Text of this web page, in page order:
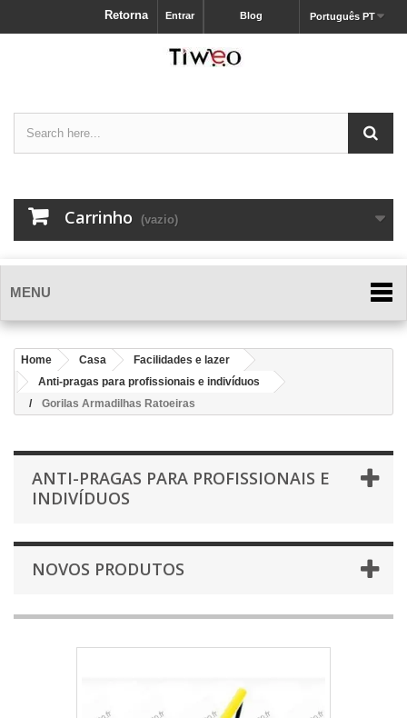
Português PT
Blog
Entrar
Retorna
Carrinho (vazio)
MENU
Home Casa
Facilidades e lazer
Anti-pragas para profissionais e indivíduos
Gorilas Armadilhas Ratoeiras
ANTI-PRAGAS PARA PROFISSIONAIS E
INDIVÍDUOS
NOVOS PRODUTOS